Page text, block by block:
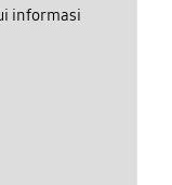
informasi